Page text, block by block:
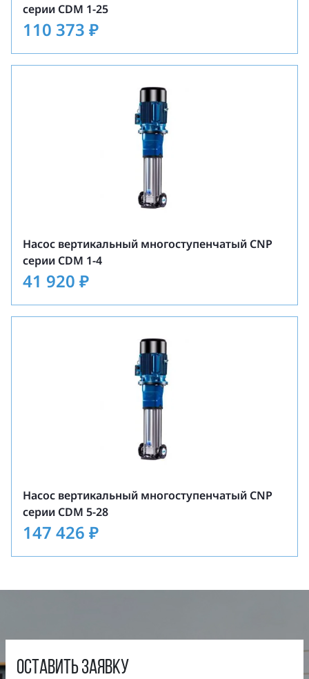
серии CDM 1-25
110 373 ₽
Насос вертикальный многоступенчатый CNP
серии CDM 1-4
41 920 ₽
Насос вертикальный многоступенчатый CNP
серии CDM 5-28
147 426 ₽
оставить заявку